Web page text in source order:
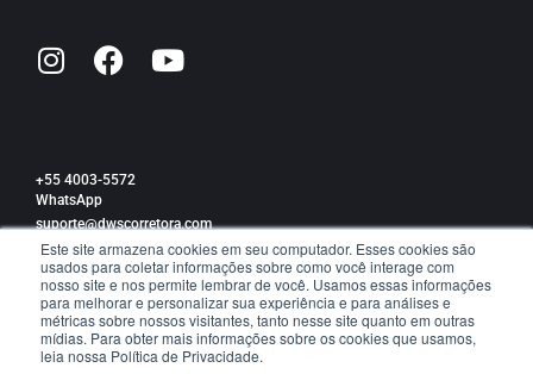
Este site armazena cookies em seu computador. Esses cookies são
usados para coletar informações sobre como você interage com
nosso site e nos permite lembrar de você. Usamos essas informações
para melhorar e personalizar sua experiência e para análises e
métricas sobre nossos visitantes, tanto nesse site quanto em outras
mídias. Para obter mais informações sobre os cookies que usamos,
leia nossa Política de Privacidade.
+55 4003-5572
WhatsApp
suporte@dwscorretora.com
Política de privacidade
TRABALHE CONOSCO